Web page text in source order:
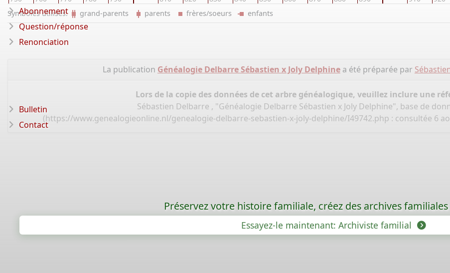
Symboles utilisés: grand-parents parents frères/soeurs enfants
La publication Généalogie Delbarre Sébastien x Joly Delphinea été préparée par
Lors de la copie des données de cet arbre généalogique, veuillez inclure une
Sébastien Delbarre , "Généalogie Delbarre Sébastien x Joly Delphine", base de
(https://www.genealogieonline.nl/genealogie-delbarre-sebastien-x-joly-delphine/I49742.php : consultée 6
Abonnement
Question/réponse
Renonciation
Bulletin
Contact
Préservez votre histoire familiale, créez des archives
Essayez-le maintenant: Archiviste familial